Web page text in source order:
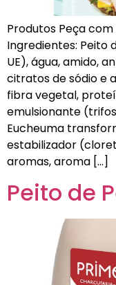
Produtos Peça
Ingredientes: Peito
UE), água, amido,
citratos de sódio e
fibra vegetal,
emulsionante
Eucheuma
estabilizador
aromas, aroma […]
Peito de